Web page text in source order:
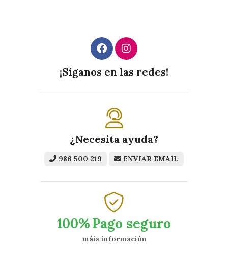
¡Síganos en las redes!
¿Necesita ayuda?
986 500 219 ENVIAR EMAIL
100%Pago seguro
máis información